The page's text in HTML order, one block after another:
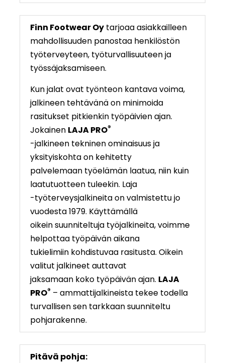
Finn Footwear Oytarjoaa asiakkailleen
mahdollisuuden panostaa henkilöstön
työterveyteen, työturvallisuuteen ja
työssäjaksamiseen.
Kun jalat ovat työnteon kantava voima,
jalkineen tehtävänä on minimoida
rasitukset pitkienkin työpäivien ajan.
Jokainen LAJA PRO®
-jalkineen tekninen ominaisuus ja
yksityiskohta on kehitetty
palvelemaan työelämän laatua, niin kuin
laatutuotteen tuleekin. Laja
-työterveysjalkineita on valmistettu jo
vuodesta 1979. Käyttämällä
oikein suunniteltuja työjalkineita, voimme
helpottaa työpäivän aikana
tukielimiin kohdistuvaa rasitusta. Oikein
valitut jalkineet auttavat
jaksamaan koko työpäivän ajan. LAJA
PRO® – ammattijalkineista tekee todella
turvallisen sen tarkkaan suunniteltu
pohjarakenne.
Pitävä pohja: